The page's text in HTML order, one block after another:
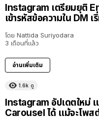
Instagram เตรียมยุติ
เข้ารหัสข้อความใน DM
โดย Nattida Suriyodara
3 เดือนที่แล้ว
อ่านเพิ่มเติม
1.6k ดู
Instagram อัปเดตใหม่ แ
Carousel ได้ แม้จะโพส